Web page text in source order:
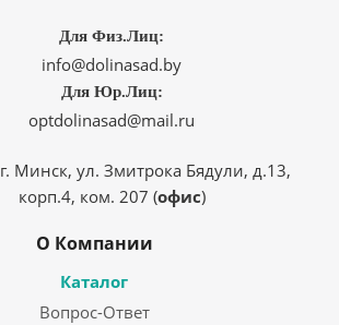
Для Физ.Лиц:
info@dolinasad.by
Для Юр.Лиц:
optdolinasad@mail.ru
Минск, ул. Змитрока Бядули, д.13,
корп.4, ком. 207 (офис)
О Компании
Каталог
Вопрос-Ответ